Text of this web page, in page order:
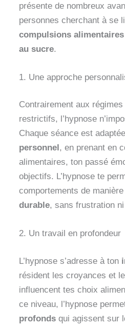
présente de nombreux
personnes cherchant à se
compulsions alimentaires
au sucre.
1. Une approche
Contrairement aux
restrictifs, l’hypnose
Chaque séance est
personnel , en prenant en
alimentaires, ton passé
objectifs. L’hypnose te
comportements de manière
durable, sans frustration
2. Un travail en profondeur
L’hypnose s’adresse à ton
résident les croyances et
influencent tes choix
ce niveau, l’hypnose
profonds qui agissent sur